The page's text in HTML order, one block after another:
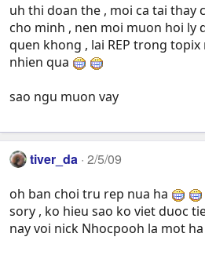
uh thi doan the , moi ca tai thay
cho minh , nen moi muon hoi ly
quen khong , lai REP trong topix
nhien qua
sao ngu muon vay
tiver_da 2/5/09
oh ban choi tru rep nua ha
sory , ko hieu sao ko viet duoc
nay voi nick Nhocpooh la mot ha